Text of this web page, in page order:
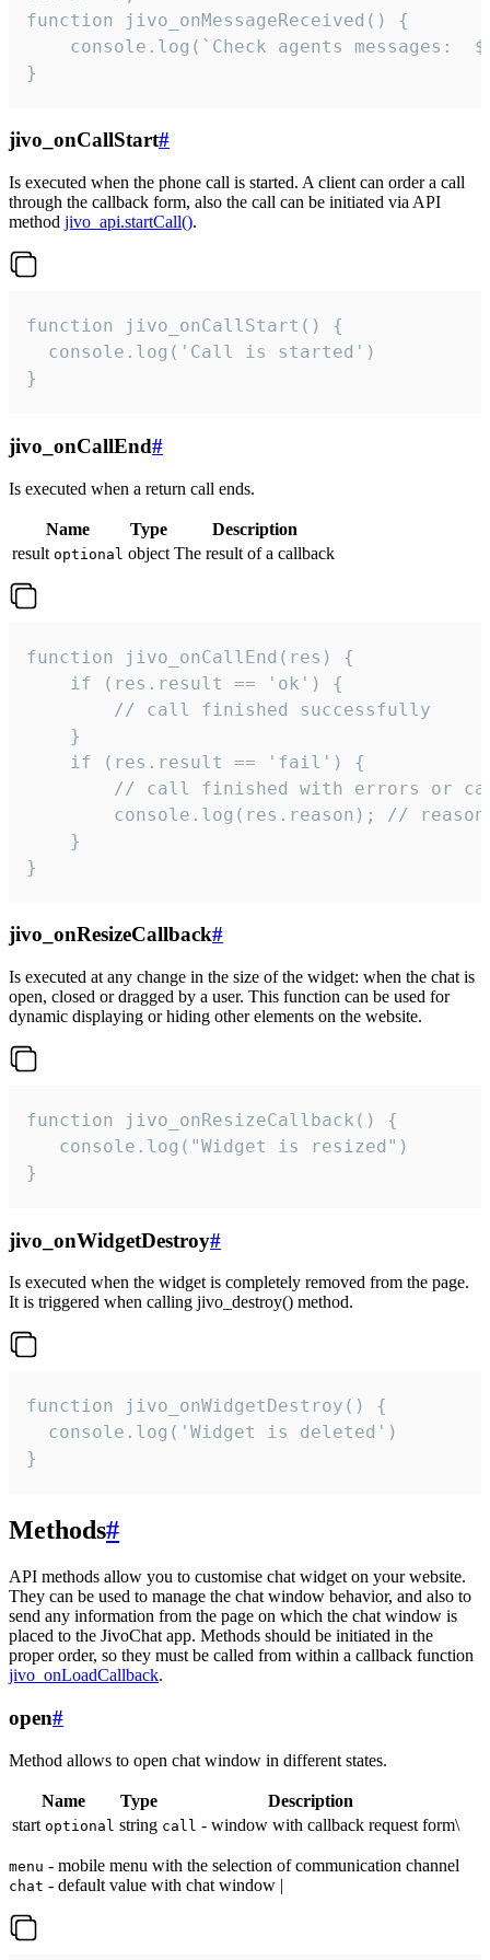
function jivo_onMessageReceived() {
}
jivo_onCallStart#
Is executed when the phone call is started. A client can order a call
through the callback form, also the call can be initiated via API
method jivo_api.startCall().
function jivo_onCallStart() {
  console.log('Call is started')
}
jivo_onCallEnd#
Is executed when a return call ends.
Name Type
Description
result optional object The result of a callback
function jivo_onCallEnd(res) {
    if (res.result == 'ok') {
        // call finished successfully
    }
    if (res.result == 'fail') {
// call finished with errors or
console.log(res.reason); //
    }
}
jivo_onResizeCallback#
Is executed at any change in the size of the widget: when the chat is
open, closed or dragged by a user. This function can be used for
dynamic displaying or hiding other elements on the website.
function jivo_onResizeCallback() {
   console.log("Widget is resized")
}
jivo_onWidgetDestroy#
Is executed when the widget is completely removed from the page.
It is triggered when calling jivo_destroy() method.
function jivo_onWidgetDestroy() {
  console.log('Widget is deleted')
}
Methods#
API methods allow you to customise chat widget on your website.
They can be used to manage the chat window behavior, and also to
send any information from the page on which the chat window is
placed to the JivoChat app. Methods should be initiated in the
proper order, so they must be called from within a callback function
jivo_onLoadCallback.
open#
Method allows to open chat window in different states.
Name Type
Description
start optional string call - window with callback request form\
menu - mobile menu with the selection of communication channel
chat - default value with chat window |